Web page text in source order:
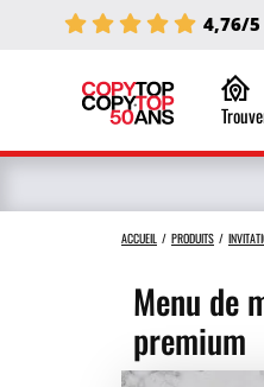
4,76/5
ACCUEIL PRODUITS
Menu de
premium